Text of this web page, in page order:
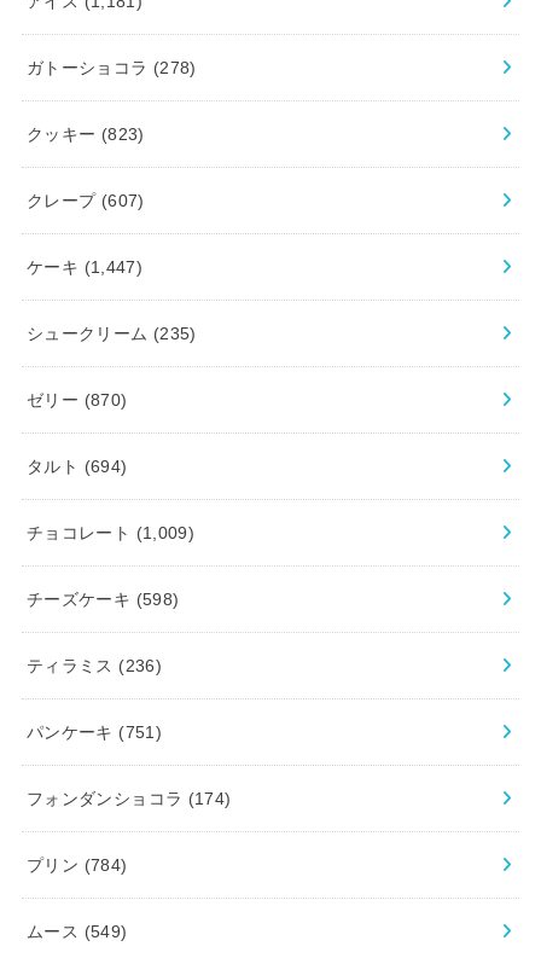
ガトーショコラ (278)
クッキー (823)
クレープ (607)
ケーキ (1,447)
シュークリーム (235)
ゼリー (870)
タルト (694)
チョコレート (1,009)
チーズケーキ (598)
ティラミス (236)
パンケーキ (751)
フォンダンショコラ (174)
プリン (784)
ムース (549)